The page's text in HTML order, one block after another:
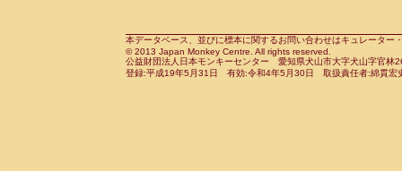
CercopithecidaePapio anubis(0)
CercopithecidaePapio cynocephalus
CercopithecidaePapio hamadryas(0)
CebidaeSaguinus leucopus(0)
CebidaeSaguinus midas(0)
Cebidae Saguinus mystax(0)
本データベース、並びに標本に関するお問い合わせはキュレータ
© 2013 Japan Monkey Centre. All rights reserved.
公益財団法人日本モンキーセンター 愛知県犬山市大字犬山字官
登録:平成19年5月31日 有効:令和4年5月30日 取扱責任者:綿貫宏